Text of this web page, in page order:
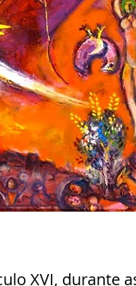
XVI, durante